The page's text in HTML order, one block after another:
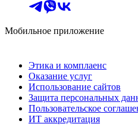
Мобильное приложение
Этика и комплаенс
Оказание услуг
Использование сайтов
Защита персональных
Пользовательское
ИТ аккредитация